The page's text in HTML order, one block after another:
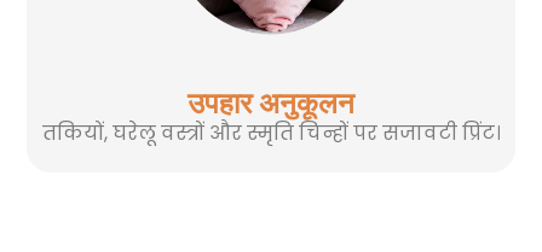
उपहार अनुकूलन
तकियों, घरेलू वस्त्रों और स्मृति चिन्हों पर सजावटी प्रिंट।